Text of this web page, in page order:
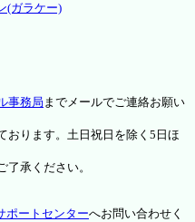
(ガラケー)
事務局 までメールでご連絡お願い
ります。土日祝日を除く5日ほ
承ください。
ポートセンターへお問い合わせく